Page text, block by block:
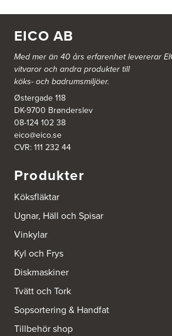
EICO AB
Med mer än 40 års erfarenhet levererar
vitvaror och andra produkter till
köks- och badrumsmiljöer.
Østergade 118
DK-9700 Brønderslev
08-124 102 38
eico@eico.se
CVR: 111 232 44
Produkter
Köksfläktar
Ugnar, Häll och Spisar
Vinkylar
Kyl och Frys
Diskmaskiner
Tvätt och Tork
Sopsortering & Handfat
Tillbehör shop